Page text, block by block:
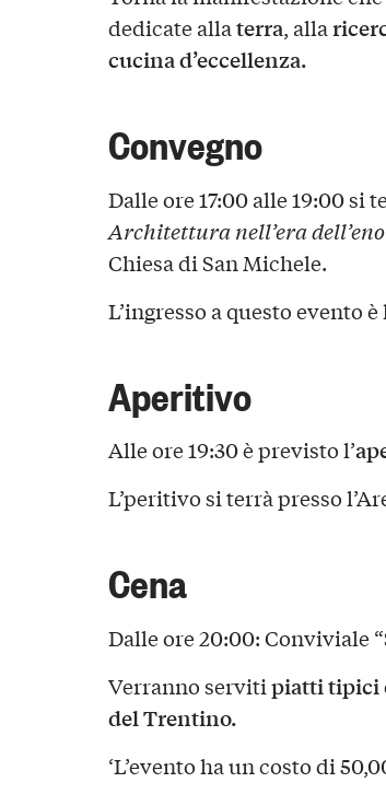
dedicate allaterra, alla
cucina d’eccellenza.
Convegno
Dalle ore 17:00 alle 19:00 si
Architettura nell’era
Chiesa di San Michele.
L’ingresso a questo evento
Aperitivo
Alle ore 19:30 è previsto l’
L’peritivo si terrà presso
Cena
Dalle ore 20:00: Conviviale
Verranno servitipiatti tipici
del Trentino.
‘L’evento ha un costo di